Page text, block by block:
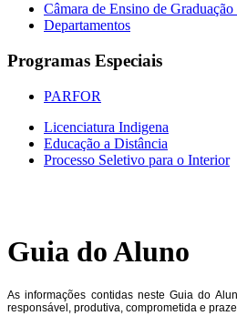
Câmara de Ensino de
Departamentos
Programas Especiais
PARFOR
Licenciatura Indigena
Educação a Distância
Processo Seletivo para o Interior
Guia do Aluno
As informações contidas neste Guia do
responsável, produtiva, comprometida e